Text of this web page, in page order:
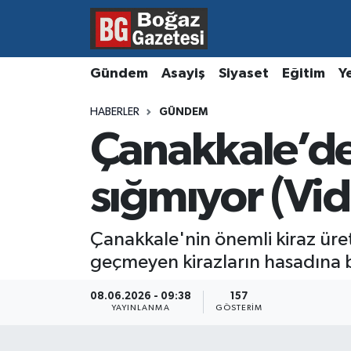
Gündem Asayiş Siyaset Eğitim
HABERLER GÜNDEM
sığmıyor
Çanakkale'nin önemli kiraz
geçmeyen kirazların hasadına
08.06.2026 - 09:38
YAYINLANMA
157
GÖSTERIM
Asayiş
Ekonomi
Kültür ve Sanat
Magazin
Resmi İlanlar
Hava Durumu
Süper Lig Puan Durumu ve Fikstür
Tüm Manşetler
Son Dakika Haberleri
Haber Arşivi